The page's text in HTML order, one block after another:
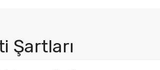
Şartları